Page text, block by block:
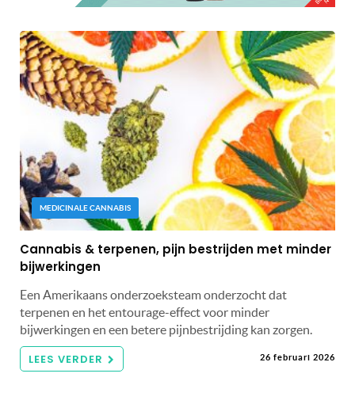
MEDICINALE CANNABIS
Cannabis & terpenen, pijn bestrijden met minder
bijwerkingen
Een Amerikaans onderzoeksteam onderzocht dat
terpenen en het entourage-effect voor minder
bijwerkingen en een betere pijnbestrijding kan zorgen.
LEES VERDER 26 februari 2026